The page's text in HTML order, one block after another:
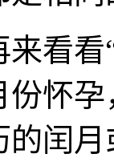
看“
怀
闰